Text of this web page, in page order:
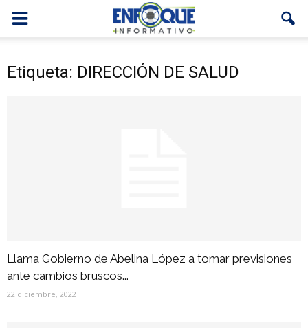
Etiqueta: DIRECCIÓN DE SALUD
Llama Gobierno de Abelina López a tomar previsiones
ante cambios bruscos...
22 diciembre, 2022